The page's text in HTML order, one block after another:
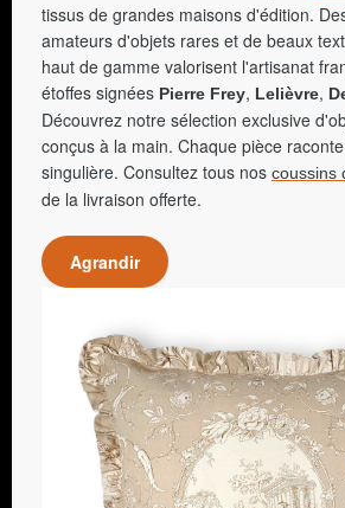
tissus de grandes maisons d'édition.
amateurs d'objets rares et de beaux
haut de gamme valorisent l'artisanat
étoffes signées Pierre Frey, Lelièvre,
Découvrez notre sélection exclusive
conçus à la main. Chaque pièce
singulière. Consultez tous nos coussins
de la livraison offerte.
Agrandir